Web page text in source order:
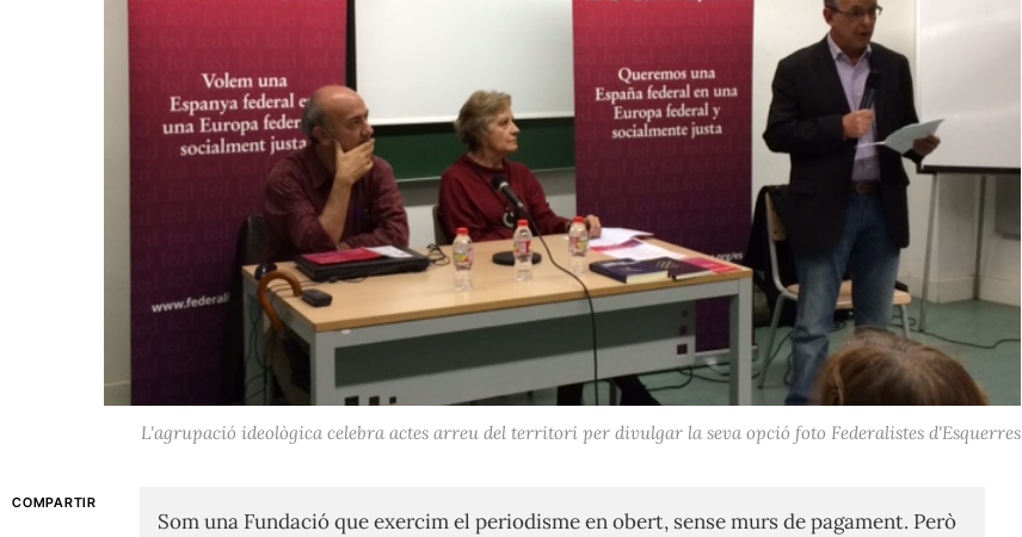
L'agrupació ideològica celebra actes arreu del territori per divulgar la seva opció foto Federalistes d'Esquerres
COMPARTIR
Som una Fundació que exercim el periodisme en obert, sense murs de pagament. Però